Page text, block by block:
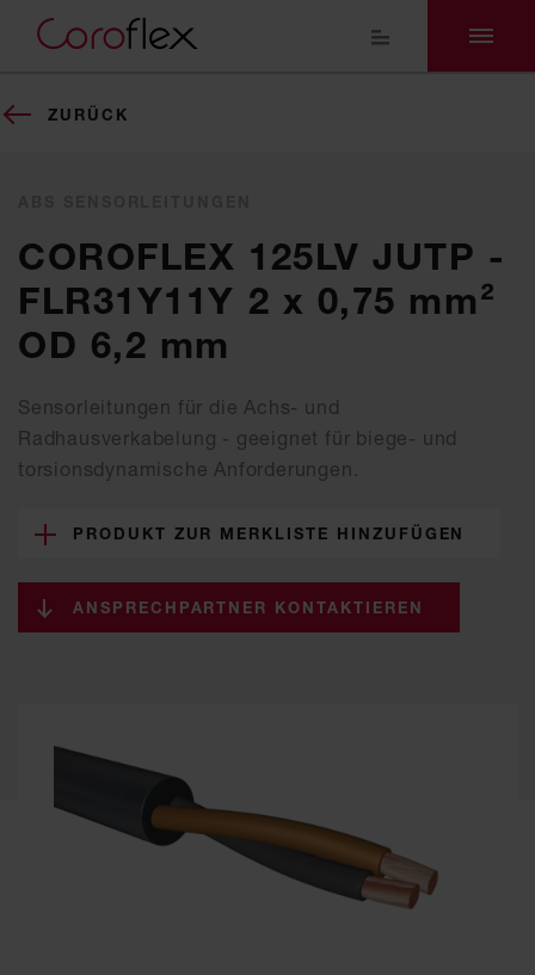
ZURÜCK
COROFLEX 125LV JUTP -
FLR31Y11Y 2 x 0,75 mm²
OD 6,2 mm
Sensorleitungen für die Achs- und
Radhausverkabelung - geeignet für biege- und
torsionsdynamische Anforderungen.
PRODUKT ZUR MERKLISTE HINZUFÜGEN
ANSPRECHPARTNER KONTAKTIEREN